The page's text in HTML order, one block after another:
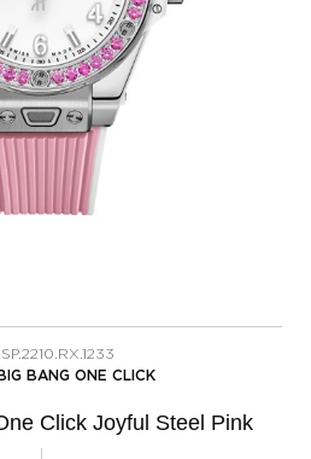
BANG ONE CLICK
Click Joyful Steel Pink